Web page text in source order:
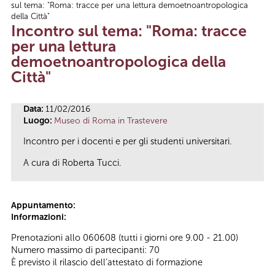
Tu sei qui
sul tema: "Roma: tracce per una lettura demoetnoantropologica
della Città"
Incontro sul tema: "Roma: tracce
per una lettura
demoetnoantropologica della
Città"
Data: 11/02/2016
Luogo: Museo di Roma in Trastevere
Incontro per i docenti e per gli studenti universitari.
A cura di Roberta Tucci.
Appuntamento:
Informazioni:
Prenotazioni allo 060608 (tutti i giorni ore 9.00 - 21.00)
Numero massimo di partecipanti: 70
È previsto il rilascio dell’attestato di formazione